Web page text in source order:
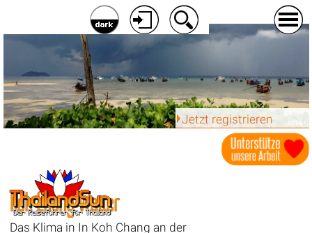
Jetzt registrieren
Koh Chang Wetter
Das Klima in In Koh Chang an der